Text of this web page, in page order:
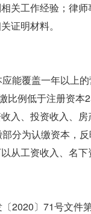
关工作经验；律
证明材料。
能覆盖一年以上
比例低于注册资
入、投资收入、
分为认缴资本，
从工资收入、名
2020〕71号文件